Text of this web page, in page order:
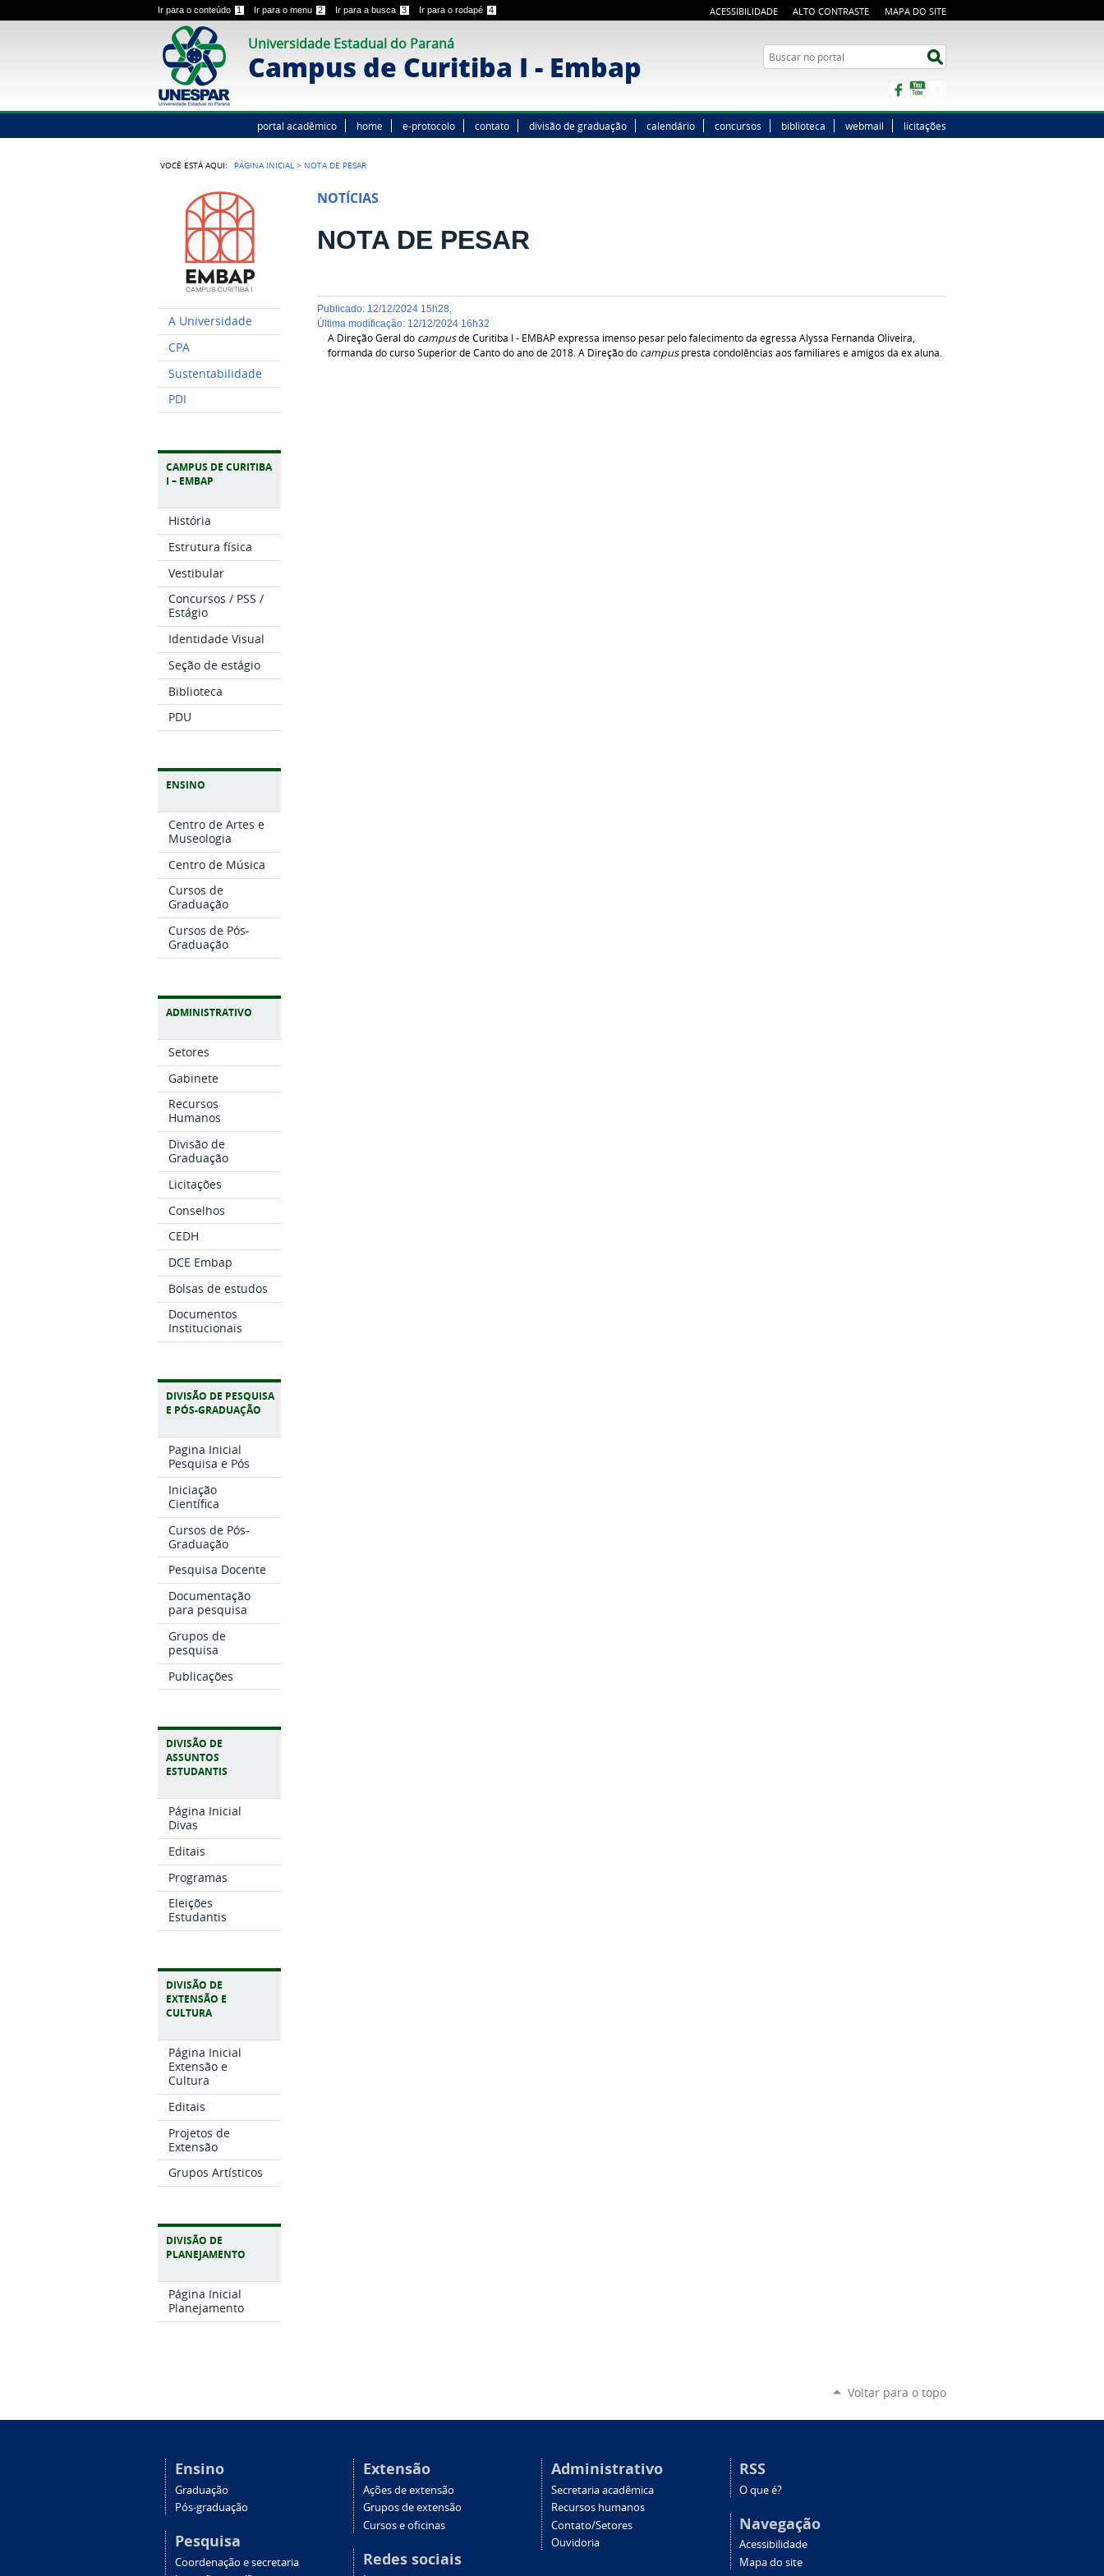
Ir para o conteúdo 1 Ir para o menu 2 Ir para a busca 3 Ir para o rodapé 4 ACESSIBILIDADE ALTO CONTRASTE MAPA DO SITE
Universidade Estadual do Paraná
Campus de Curitiba I - Embap Buscar no portal
Facebook
portal acadêmico home e-protocolo contato divisão de graduação calendário concursos biblioteca webmail licitações
VOCÊ ESTÁ AQUI: PÁGINA INICIAL > NOTA DE PESAR
A Universidade
CPA
Sustentabilidade
PDI
CAMPUS DE CURITIBA
I – EMBAP
História
Estrutura física
Vestibular
Concursos / PSS /
Estágio
Identidade Visual
Seção de estágio
Biblioteca
PDU
ENSINO
Centro de Artes e
Museologia
Centro de Música
Cursos de
Graduação
Cursos de Pós-
Graduação
ADMINISTRATIVO
Setores
Gabinete
Recursos
Humanos
Divisão de
Graduação
Licitações
Conselhos
CEDH
DCE Embap
Bolsas de estudos
Documentos
Institucionais
DIVISÃO DE PESQUISA
E PÓS-GRADUAÇÃO
Pagina Inicial
Pesquisa e Pós
Iniciação
Científica
Cursos de Pós-
Graduação
Pesquisa Docente
Documentação
para pesquisa
Grupos de
pesquisa
Publicações
DIVISÃO DE
ASSUNTOS
ESTUDANTIS
Página Inicial
Divas
Editais
Programas
Eleições
Estudantis
DIVISÃO DE
EXTENSÃO E
CULTURA
Página Inicial
Extensão e
Cultura
Editais
Projetos de
Extensão
Grupos Artísticos
DIVISÃO DE
PLANEJAMENTO
Página Inicial
Planejamento
NOTÍCIAS
NOTA DE PESAR
publicado: 12/12/2024 15h28
última modificação: 12/12/2024 16h32
A Direção Geral do campusde Curitiba I - EMBAP expressa imenso pesar pelo falecimento da egressa Alyssa Fernanda Oliveira,
formanda do curso Superior de Canto do ano de 2018. A Direção do campuspresta condolências aos familiares e amigos da ex aluna.
Voltar para o topo
Ensino
Graduação
Pós-graduação
Pesquisa
Coordenação e secretaria
Extensão
Ações de extensão
Grupos de extensão
Cursos e oficinas
Redes sociais
Administrativo
Secretaria acadêmica
Recursos humanos
Contato/Setores
Ouvidoria
RSS
O que é?
Navegação
Acessibilidade
Mapa do site